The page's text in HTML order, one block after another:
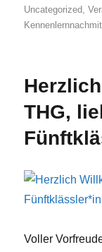
am
Uncategorized,
THG,
Voller